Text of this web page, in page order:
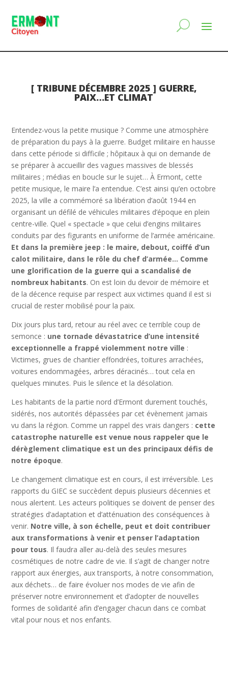
[ TRIBUNE DÉCEMBRE 2025 ] GUERRE,
PAIX…ET CLIMAT
Entendez-vous la petite musique ? Comme une atmosphère
de préparation du pays à la guerre. Budget militaire en hausse
dans cette période si difficile ; hôpitaux à qui on demande de
se préparer à accueillir des vagues massives de blessés
militaires ; médias en boucle sur le sujet… À Ermont, cette
petite musique, le maire l’a entendue. C’est ainsi qu’en octobre
2025, la ville a commémoré sa libération d’août 1944 en
organisant un défilé de véhicules militaires d’époque en plein
centre-ville. Quel « spectacle » que celui d’engins militaires
conduits par des figurants en uniforme de l’armée américaine.
Et dans la première jeep : le maire, debout, coiffé d’un
calot militaire, dans le rôle du chef d’armée… Comme
une glorification de la guerre qui a scandalisé de
nombreux habitants. On est loin du devoir de mémoire et
de la décence requise par respect aux victimes quand il est si
crucial de rester mobilisé pour la paix.
Dix jours plus tard, retour au réel avec ce terrible coup de
semonce : une tornade dévastatrice d’une intensité
exceptionnelle a frappé violemment notre ville :
Victimes, grues de chantier effondrées, toitures arrachées,
voitures endommagées, arbres déracinés… tout cela en
quelques minutes. Puis le silence et la désolation.
Les habitants de la partie nord d’Ermont durement touchés,
sidérés, nos autorités dépassées par cet évènement jamais
vu dans la région. Comme un rappel des vrais dangers : cette
catastrophe naturelle est venue nous rappeler que le
dérèglement climatique est un des principaux défis de
notre époque.
Le changement climatique est en cours, il est irréversible. Les
rapports du GIEC se succèdent depuis plusieurs décennies et
nous alertent. Les acteurs politiques se doivent de penser des
stratégies d’adaptation et d’atténuation des conséquences à
venir. Notre ville, à son échelle, peut et doit contribuer
aux transformations à venir et penser l’adaptation
pour tous. Il faudra aller au-delà des seules mesures
cosmétiques de notre cadre de vie. Il s’agit de changer notre
rapport aux énergies, aux transports, à notre consommation,
aux déchets… de faire évoluer nos modes de vie afin de
préserver notre environnement et d’adopter de nouvelles
formes de solidarité afin d’engager chacun dans ce combat
vital pour nous et nos enfants.